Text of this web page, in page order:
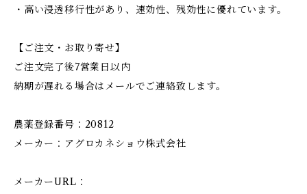
・高い浸透移行性があり、速効性、残効性に優れています。
【ご注文・お取り寄せ】
ご注文完了後7営業日以内
納期が遅れる場合はメールでご連絡致します。
農薬登録番号：20812
メーカー：アグロカネショウ株式会社
メーカーURL：